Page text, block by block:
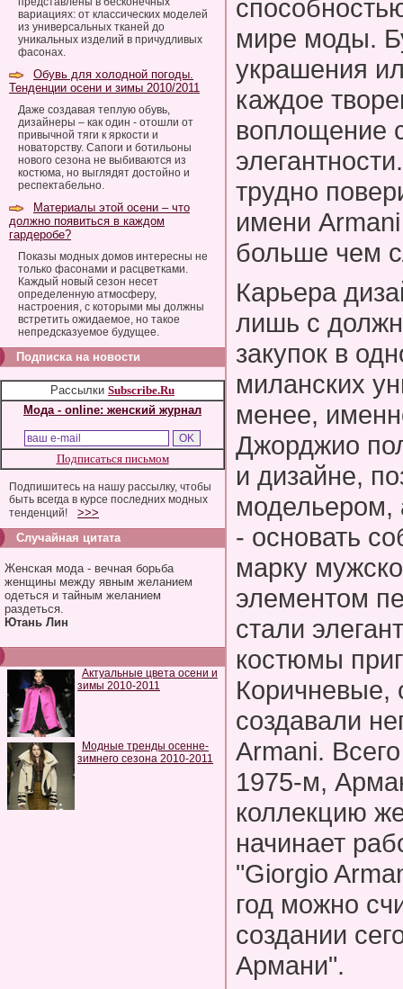
вариациях: от классических моделей
из универсальных тканей до
уникальных изделий в причудливых
фасонах.
Обувь для холодной погоды.
Тенденции осени и зимы 2010/2011
Даже создавая теплую обувь,
дизайнеры – как один - отошли от
привычной тяги к яркости и
новаторству. Сапоги и ботильоны
нового сезона не выбиваются из
костюма, но выглядят достойно и
респектабельно.
Материалы этой осени – что
должно появиться в каждом
гардеробе?
Показы модных домов интересны не
только фасонами и расцветками.
Каждый новый сезон несет
определенную атмосферу,
настроения, с которыми мы должны
встретить ожидаемое, но такое
непредсказуемое будущее.
Подписка на новости
Рассылки Subscribe.Ru
Мода - online: женский журнал
Подписаться письмом
Подпишитесь на нашу рассылку, чтобы
быть всегда в курсе последних модных
тенденций!
>>>
Случайная цитата
Женская мода - вечная борьба
женщины между явным желанием
одеться и тайным желанием
раздеться.
Ютань Лин
Актуальные цвета осени и
зимы 2010-2011
Модные тренды осенне-
зимнего сезона 2010-2011
мире моды.
украшения
каждое
воплощение
трудно
имени
больше чем
Карьера
лишь с
закупок в
миланских
менее,
Джорджио
и дизайне,
модельером,
- основать
марку
элементом
стали
костюмы
Коричневые,
создавали
Armani.
1975-м,
коллекцию
начинает
"Giorgio
год можно
создании
Армани".